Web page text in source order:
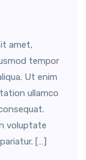
amet,
tempor
Ut enim
ullamco
voluptate
[…]